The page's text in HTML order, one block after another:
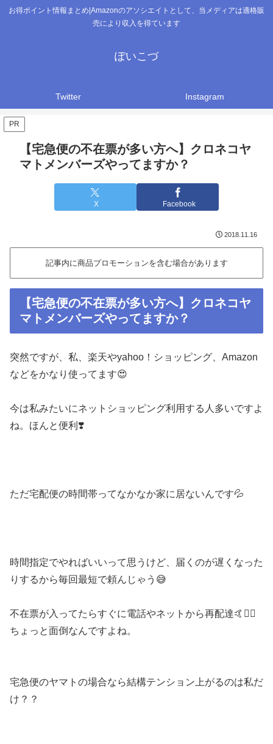
お得ポイント情報まとめ|Amazonのアソシエイトとして、当メディアは適格販
売により収入を得ています
ぽいこづ
Twitter Instagram
PR
【宅急便の不在票が多い方へ】クロネコヤ
マトメンバーズやってますか？
X Facebook
2018.11.16
記事内に商品プロモーションを含む場合があります
【宅急便の不在票が多い方へ】クロネコヤ
マトメンバーズやってますか？
突然ですが、私、楽天やyahoo！ショッピング、Amazon
などをかなり使ってます😍
今は私みたいにネットショッピング利用する人多いですよ
ね。ほんと便利❣️
ただ宅配便の時間帯ってなかなか家に居ないんです💦
時間指定でやればいいって思うけど、届くのが遅くなった
りするから毎回最短で頼んじゃう😅
不在票が入ってたらすぐに電話やネットから再配達🤙🙋‍♀️
ちょっと面倒なんですよね。
宅急便のヤマトの場合なら結構テンション上がるのは私だ
け？？